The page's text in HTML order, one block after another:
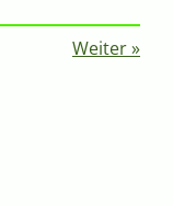
Weiter»